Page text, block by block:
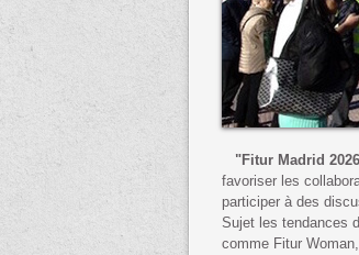
"Fitur Madrid 2026
favoriser les
participer à des
Sujet les tendances
comme Fitur